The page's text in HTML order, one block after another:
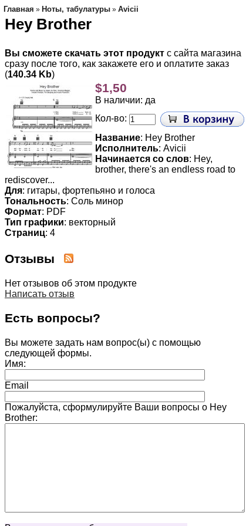
Главная » Ноты, табулатуры » Avicii
Hey Brother
Вы сможете скачать этот продукт с сайта магазина
сразу после того, как закажете его и оплатите заказ
(140.34 Kb)
$1,50
В наличии: да
Кол-во:
Название: Hey Brother
Исполнитель: Avicii
Начинается со слов: Hey,
brother, there's an endless road to
rediscover...
Для: гитары, фортепьяно и голоса
Тональность: Соль минор
Формат: PDF
Тип графики: векторный
Страниц: 4
Отзывы
Нет отзывов об этом продукте
Написать отзыв
Есть вопросы?
Вы можете задать нам вопрос(ы) с помощью
следующей формы.
Имя:
Email
Пожалуйста, сформулируйте Ваши вопросы о Hey
Brother: